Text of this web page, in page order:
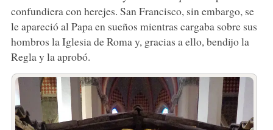
confundiera con herejes. San Francisco, sin embargo, se
le apareció al Papa en sueños mientras cargaba sobre sus
hombros la Iglesia de Roma y, gracias a ello, bendijo la
Regla y la aprobó.